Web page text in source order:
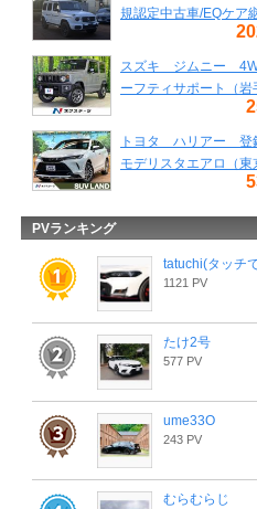
規認定中古車/EQケア
スズキ ジムニー
ーフティサポート（岩
トヨタ ハリアー 登
モデリスタエアロ（東
PVランキング
tatuchi(タッチ
1121 PV
たけ2号
577 PV
ume33O
243 PV
むらむらじ